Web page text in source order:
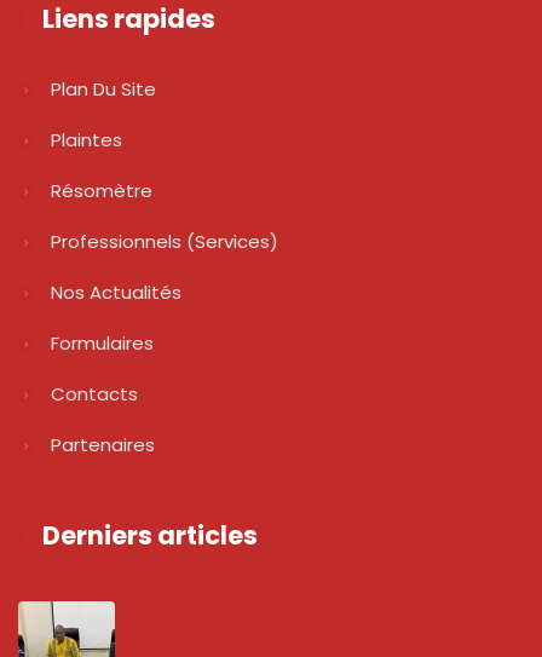
Liens rapides
Plan Du Site
Plaintes
Résomètre
Professionnels (services)
Nos Actualités
Formulaires
Contacts
Partenaires
Derniers articles